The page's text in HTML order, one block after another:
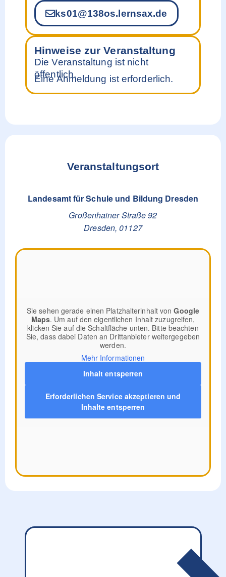
ks01@138os.lernsax.de
Hinweise zur Veranstaltung
Die Veranstaltung ist nicht
öffentlich.
Eine Anmeldung ist erforderlich.
Veranstaltungsort
Landesamt für Schule und Bildung Dresden
Großenhainer Straße 92
Dresden, 01127
Sie sehen gerade einen Platzhalterinhalt vonGoogle
Maps. Um auf den eigentlichen Inhalt zuzugreifen,
klicken Sie auf die Schaltfläche unten. Bitte beachten
Sie, dass dabei Daten an Drittanbieter weitergegeben
werden.
Mehr Informationen
Inhalt entsperren
Erforderlichen Service akzeptieren und
Inhalte entsperren